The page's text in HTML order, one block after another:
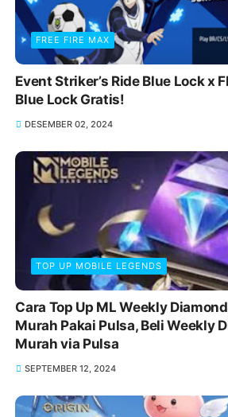
FREE FIRE MAX
Event Striker’s Ride Blue Lock x
Blue Lock Gratis!
DESEMBER 02, 2024
TOP UP MOBILE LEGENDS
Cara Top Up ML Weekly
Murah Pakai Pulsa, Beli Weekly
Murah via Pulsa
SEPTEMBER 12, 2024